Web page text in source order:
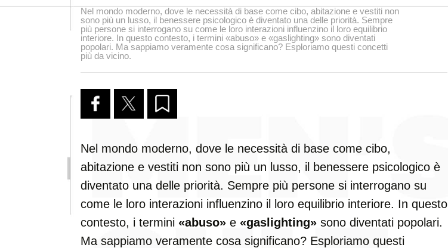
Nel mondo moderno, dove le necessità di base come cibo, abitazione e vestiti non
sono più un lusso, il benessere psicologico è diventato una delle priorità. Sempre
più persone si interrogano su come le loro interazioni influenzino il loro equilibrio
interiore. In questo contesto, i termini «abuso» e «gaslighting» sono diventati
popolari. Ma sappiamo veramente cosa significano? Esploriamo questi concetti
più da vicino.
Nel mondo moderno, dove le necessità di base come cibo,
abitazione e vestiti non sono più un lusso, il benessere psicologico è
diventato una delle priorità. Sempre più persone si interrogano su
come le loro interazioni influenzino il loro equilibrio interiore. In questo
contesto, i termini «abuso» e «gaslighting» sono diventati popolari.
Ma sappiamo veramente cosa significano? Esploriamo questi